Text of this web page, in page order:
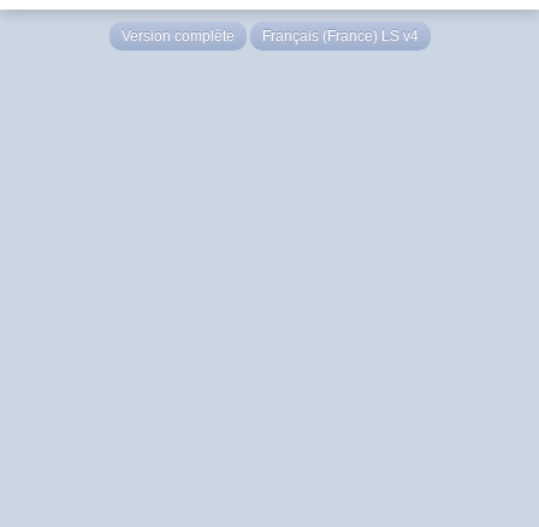
Version complète Français (France) LS v4